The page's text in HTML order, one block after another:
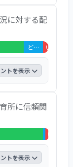
ともいえ
の回答は
遊びの際
見かけま
が発覚し
ていま
に対する配
どちらともいえない 7名 (11%) いいえ 2
トを表示
ともいえ
の回答は
程が合わ
かなり前
声が寄せ
所に信頼関
どちらと
いいえ 1
トを表示